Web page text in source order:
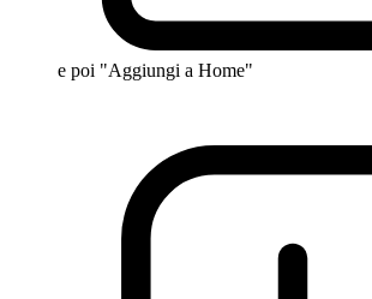
e poi "Aggiungi a Home"